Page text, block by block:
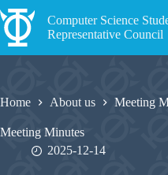
Skip
to
content
Computer Science
Representative Council
Home About us Meeting
Meeting Minutes
2025-12-14